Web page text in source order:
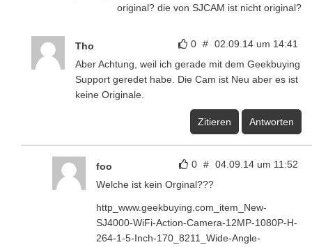
original? die von SJCAM ist nicht original?
0 # 02.09.14 um 14:41
Tho
Aber Achtung, weil ich gerade mit dem Geekbuying
Support geredet habe. Die Cam ist Neu aber es ist
keine Originale.
Zitieren Antworten
0 # 04.09.14 um 11:52
foo
Welche ist kein Orginal???
http_www.geekbuying.com_item_New-
SJ4000-WiFi-Action-Camera-12MP-1080P-H-
264-1-5-Inch-170_8211_Wide-Angle-